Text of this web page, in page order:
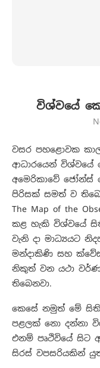
විශ්වයේ
වසර පහළොවක
ආධාරයෙන්
අමෙරිකාවේ ජෝන්ස්
පිරිසක් සමත් ව
The Map of the
කළ හැකි විශ්වයේ
වැනි දා මාධ්‍යයට
මන්දාකිණි සහ
නිකුත් වන යථා
තිබෙනවා.
කෙසේ නමුත් මේ
පළලක් නො දන්නා
එනම් පෘථිවියේ සිට
සිරස් වපසරියකින්